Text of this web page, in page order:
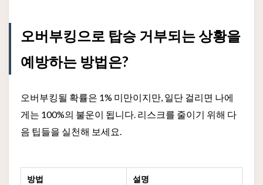
오버부킹으로 탑승 거부되는 상황을
예방하는 방법은?
오버부킹될 확률은 1% 미만이지만, 일단 걸리면 나에
게는 100%의 불운이 됩니다. 리스크를 줄이기 위해 다
음 팁들을 실천해 보세요.
방법 설명